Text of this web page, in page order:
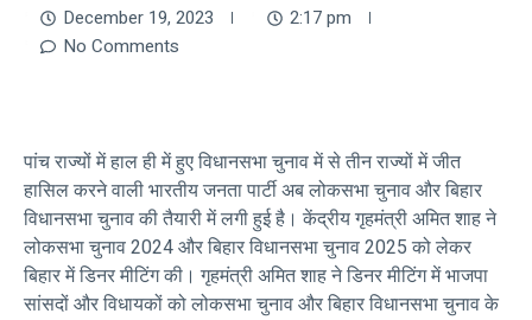
December 19, 2023
2:17 pm
No Comments
पांच राज्यों में हाल ही में हुए विधानसभा चुनाव में से तीन राज्यों में जीत
हासिल करने वाली भारतीय जनता पार्टी अब लोकसभा चुनाव और बिहार
विधानसभा चुनाव की तैयारी में लगी हुई है। केंद्रीय गृहमंत्री अमित शाह ने
लोकसभा चुनाव 2024 और बिहार विधानसभा चुनाव 2025 को लेकर
बिहार में डिनर मीटिंग की। गृहमंत्री अमित शाह ने डिनर मीटिंग में भाजपा
सांसदों और विधायकों को लोकसभा चुनाव और बिहार विधानसभा चुनाव के